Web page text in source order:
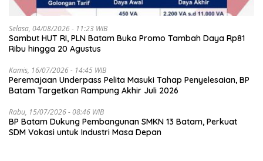
Selasa, 04/08/2026 - 11:23 WIB
Sambut HUT RI, PLN Batam Buka Promo Tambah Daya Rp81
Ribu hingga 20 Agustus
Kamis, 16/07/2026 - 14:45 WIB
Peremajaan Underpass Pelita Masuki Tahap Penyelesaian, BP
Batam Targetkan Rampung Akhir Juli 2026
Rabu, 15/07/2026 - 08:46 WIB
BP Batam Dukung Pembangunan SMKN 13 Batam, Perkuat
SDM Vokasi untuk Industri Masa Depan